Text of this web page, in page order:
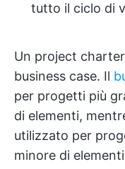
tutto il ciclo di
Un project
business case. Il
per progetti più
di elementi,
utilizzato per
minore di